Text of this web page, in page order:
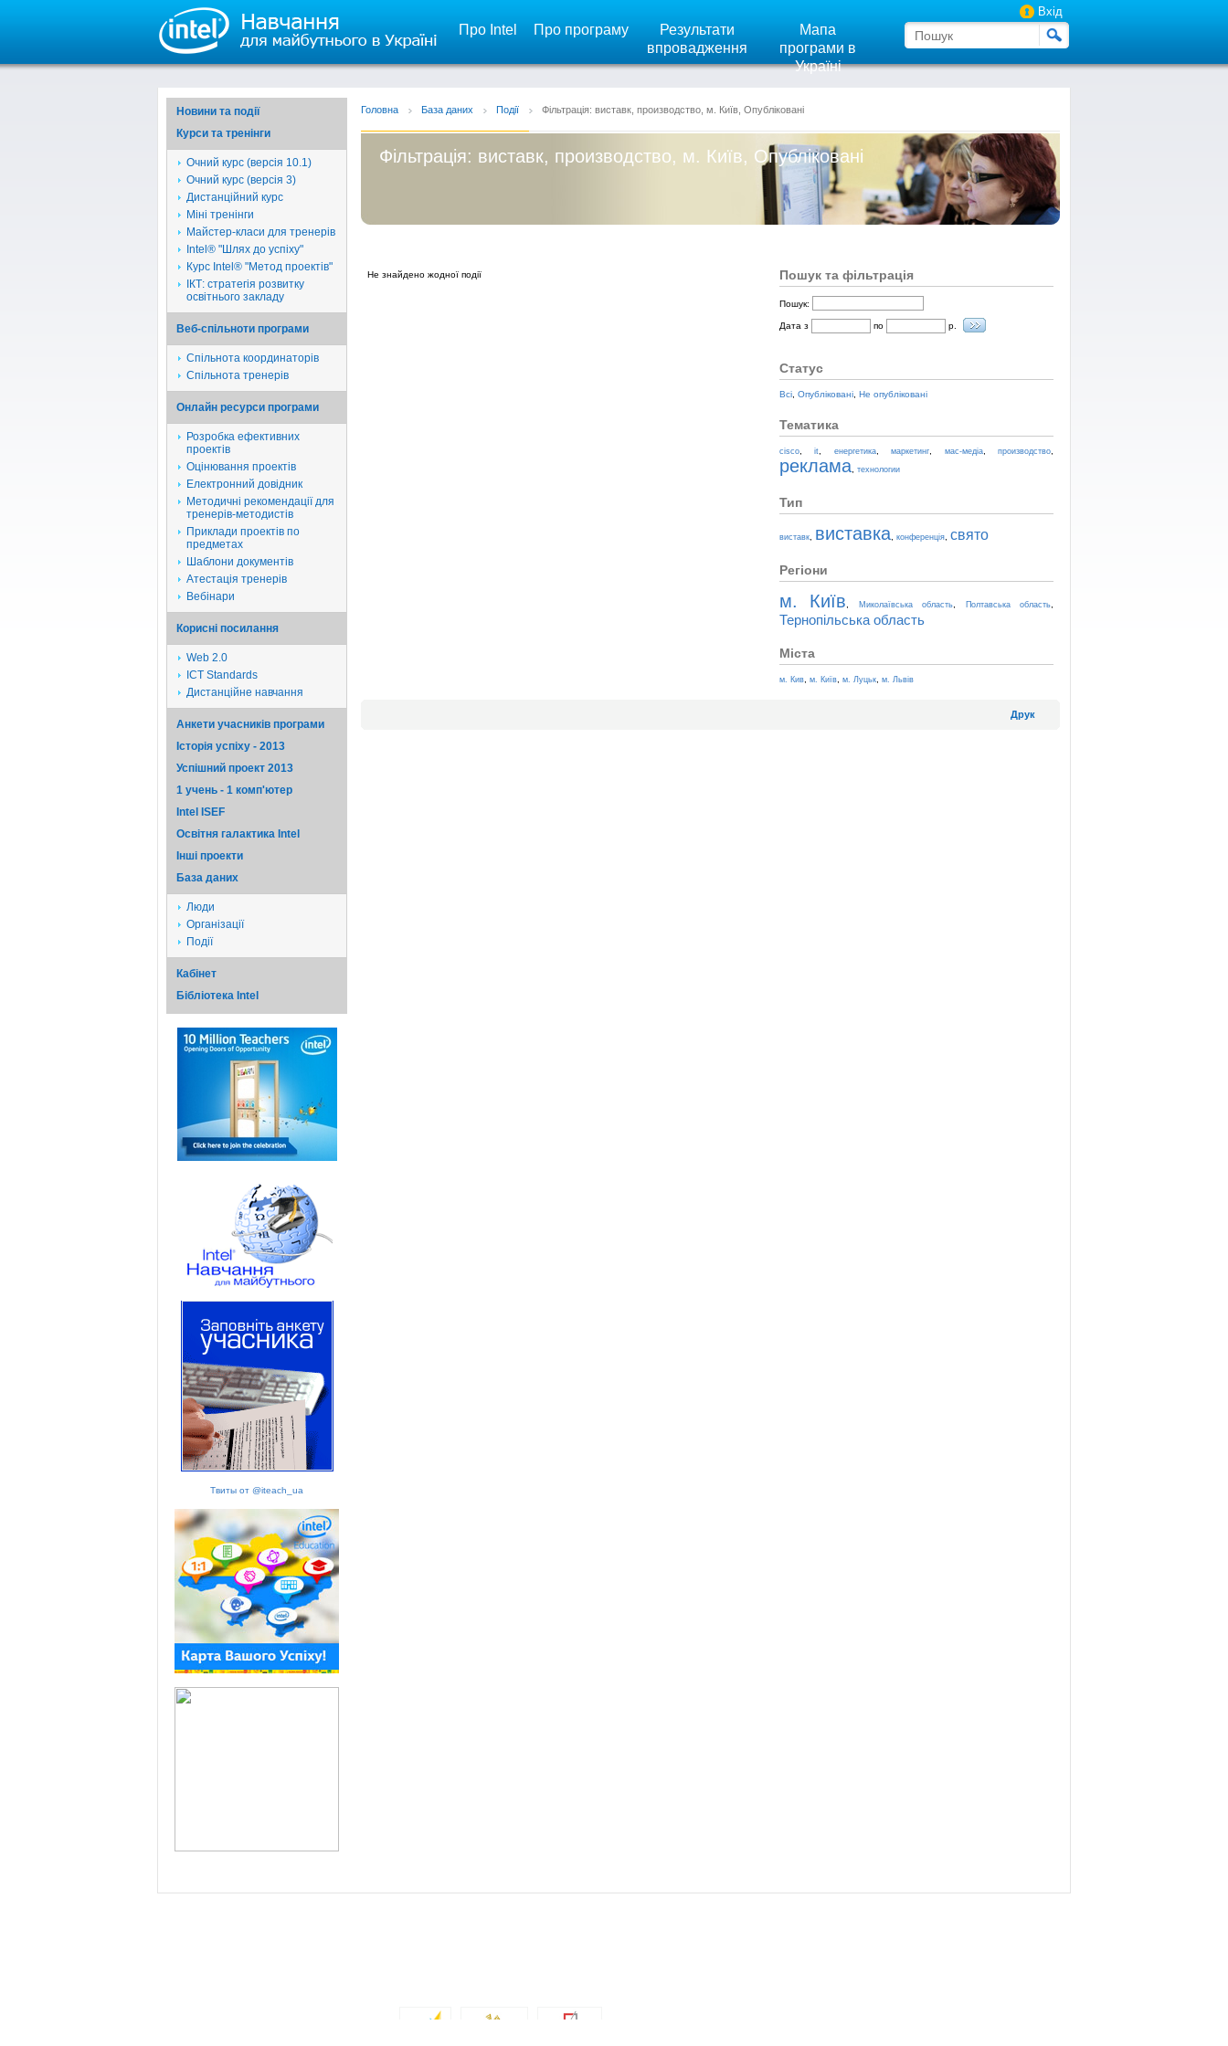
Вхід
Про Intel Про програму
Результати
впровадження
Мапа
програми в
Україні
Новини та події
Курси та тренінги
Очний курс (версія 10.1)
Очний курс (версія 3)
Дистанційний курс
Міні тренінги
Майстер-класи для тренерів
Intel® "Шлях до успіху"
Курс Intel® "Метод проектів"
ІКТ: стратегія розвитку
освітнього закладу
Веб-спільноти програми
Спільнота координаторів
Спільнота тренерів
Онлайн ресурси програми
Розробка ефективних
проектів
Оцінювання проектів
Електронний довідник
Методичні рекомендації для
тренерів-методистів
Приклади проектів по
предметах
Шаблони документів
Атестація тренерів
Вебінари
Корисні посилання
Web 2.0
ICT Standards
Дистанційне навчання
Анкети учасників програми
Історія успіху - 2013
Успішний проект 2013
1 учень - 1 комп'ютер
Intel ISEF
Освітня галактика Intel
Iншi проекти
База даних
Люди
Організації
Події
Кабінет
Бібліотека Intel
Твиты от @iteach_ua
Головна База даних Події Фільтрація: виставк, производство, м. Київ, Опубліковані
Фільтрація: виставк, производство, м. Київ, Опубліковані
Не знайдено жодної події Пошук та фільтрація
Пошук:
Дата з по р.
Статус
Всі Опубліковані Не опубліковані
Тематика
cisco ,it енергетика,маркетинг мас-медіа,производство
реклама технологии
Тип
виставк виставка конференція свято
Регіони
м. Київ Миколаївська область Полтавська область
Тернопільська область
Міста
м. Кив м. Київ м. Луцьк м. Львів
Друк